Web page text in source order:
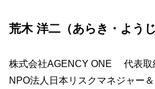
荒木 洋二（あらき・ようじ
株式会社AGENCY ONE 代表取
NPO法人日本リスクマネジャー